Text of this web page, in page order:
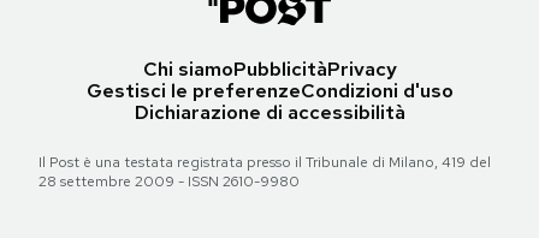
Chi siamoPubblicitàPrivacy
Gestisci le preferenzeCondizioni d'uso
Dichiarazione di accessibilità
Il Post è una testata registrata presso il Tribunale di Milano, 419 del
28 settembre 2009 - ISSN 2610-9980